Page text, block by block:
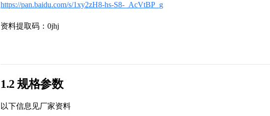
https://pan.baidu.com/s/1xy2zH8-hs-S8-_AcVtBP_g
资料提取码：0jhj
1.2 规格参数
以下信息见厂家资料